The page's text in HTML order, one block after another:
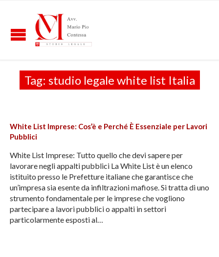
Tag: studio legale white list Italia
White List Imprese: Cos’è e Perché È Essenziale per Lavori
Pubblici
White List Imprese: Tutto quello che devi sapere per
lavorare negli appalti pubblici La White List è un elenco
istituito presso le Prefetture italiane che garantisce che
un’impresa sia esente da infiltrazioni mafiose. Si tratta di uno
strumento fondamentale per le imprese che vogliono
partecipare a lavori pubblici o appalti in settori
particolarmente esposti al…